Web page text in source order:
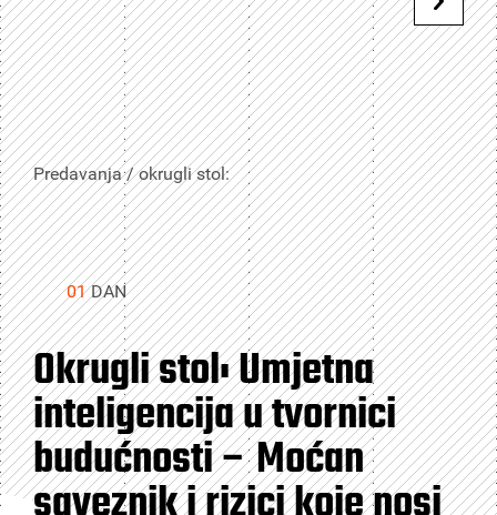
Predavanja / okrugli stol:
01DAN
Okrugli stol: Umjetna
inteligencija u tvornici
budućnosti – Moćan